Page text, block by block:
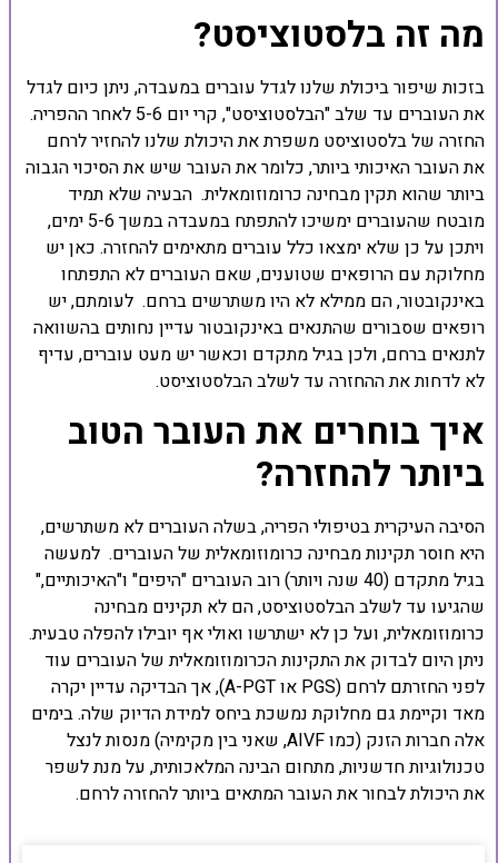
מה זה בלסטוציסט?
בזכות שיפור ביכולת שלנו לגדל עוברים במעבדה, ניתן כיום לגדל
את העוברים עד שלב "הבלסטוציסט", קרי יום 5-6 לאחר ההפריה.
החזרה של בלסטוציסט משפרת את היכולת שלנו להחזיר לרחם
את העובר האיכותי ביותר, כלומר את העובר שיש את הסיכוי הגבוה
ביותר שהוא תקין מבחינה כרומוזומאלית. הבעיה שלא תמיד
מובטח שהעוברים ימשיכו להתפתח במעבדה במשך 5-6 ימים,
ויתכן על כן שלא ימצאו כלל עוברים מתאימים להחזרה. כאן יש
מחלוקת עם הרופאים שטוענים, שאם העוברים לא התפתחו
באינקובטור, הם ממילא לא היו משתרשים ברחם. לעומתם, יש
רופאים שסבורים שהתנאים באינקובטור עדיין נחותים בהשוואה
לתנאים ברחם, ולכן בגיל מתקדם וכאשר יש מעט עוברים, עדיף
לא לדחות את ההחזרה עד לשלב הבלסטוציסט.
איך בוחרים את העובר הטוב
ביותר להחזרה?
הסיבה העיקרית בטיפולי הפריה, בשלה העוברים לא משתרשים,
היא חוסר תקינות מבחינה כרומוזומאלית של העוברים. למעשה
בגיל מתקדם (40 שנה ויותר) רוב העוברים "היפים" ו"האיכותיים,"
שהגיעו עד לשלב הבלסטוציסט, הם לא תקינים מבחינה
כרומוזומאלית, ועל כן לא ישתרשו ואולי אף יובילו להפלה טבעית.
ניתן היום לבדוק את התקינות הכרומוזומאלית של העוברים עוד
לפני החזרתם לרחם (PGS או A-PGT), אך הבדיקה עדיין יקרה
מאד וקיימת גם מחלוקת נמשכת ביחס למידת הדיוק שלה. בימים
אלה חברות הזנק (כמו AIVF, שאני בין מקימיה) מנסות לנצל
טכנולוגיות חדשניות, מתחום הבינה המלאכותית, על מנת לשפר
את היכולת לבחור את העובר המתאים ביותר להחזרה לרחם.